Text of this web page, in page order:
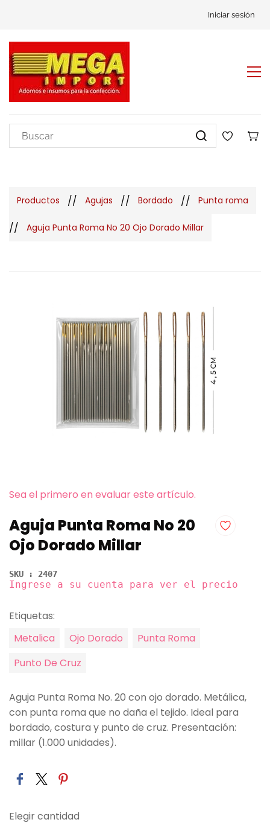
Iniciar sesión
Productos // Agujas // Bordado // Punta roma
// Aguja Punta Roma No 20 Ojo Dorado Millar
Sea el primero en evaluar este artículo.
Aguja Punta Roma No 20
Ojo Dorado Millar
SKU : 2407
Ingrese a su cuenta para ver el precio
Etiquetas:
Metalica
Ojo Dorado
Punta Roma
Punto De Cruz
Aguja Punta Roma No. 20 con ojo dorado. Metálica,
con punta roma que no daña el tejido. Ideal para
bordado, costura y punto de cruz. Presentación:
millar (1.000 unidades).
Elegir cantidad